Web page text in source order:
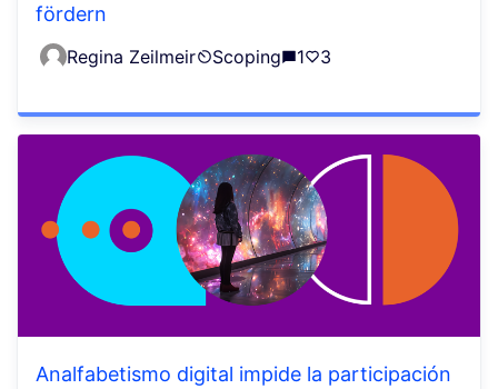
fördern
Regina Zeilmeir Scoping 1 3
Analfabetismo digital impide la participación